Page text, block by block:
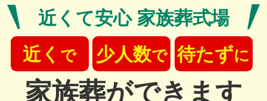
近くて安心 家族葬式場
近く で 少人数で 待たずに
家族葬ができます